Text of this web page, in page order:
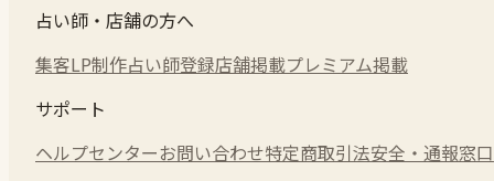
占い師・店舗の方へ
集客LP制作占い師登録店舗掲載プレミアム掲載
サポート
ヘルプセンターお問い合わせ特定商取引法安全・通報窓口